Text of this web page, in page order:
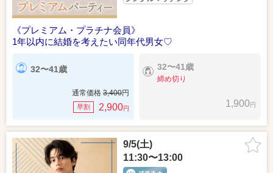
《プレミアム・プラチナ会員》
1年以内に結婚を考えたい同年代男女♡
32〜41歳
通常価格 3,400円
早割 2,900円
32〜41歳
締め切り
1,900円
9/5(土)
11:30〜13:00